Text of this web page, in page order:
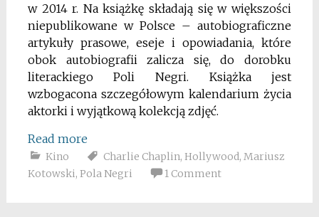
w 2014 r. Na książkę składają się w większości
niepublikowane w Polsce – autobiograficzne
artykuły prasowe, eseje i opowiadania, które
obok autobiografii zalicza się, do dorobku
literackiego Poli Negri. Książka jest
wzbogacona szczegółowym kalendarium życia
aktorki i wyjątkową kolekcją zdjęć.
Read more
Kino Charlie Chaplin, Hollywood, Mariusz
Kotowski, Pola Negri 1 Comment